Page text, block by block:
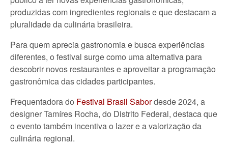
produzidas com ingredientes regionais e que destacam a
pluralidade da culinária brasileira.
Para quem aprecia gastronomia e busca experiências
diferentes, o festival surge como uma alternativa para
descobrir novos restaurantes e aproveitar a programação
gastronômica das cidades participantes.
Frequentadora do Festival Brasil Sabordesde 2024, a
designer Tamíres Rocha, do Distrito Federal, destaca que
o evento também incentiva o lazer e a valorização da
culinária regional.